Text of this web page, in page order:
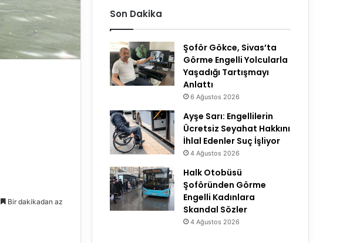
Bir dakikadan az
Son Dakika
Şoför Gökce, Sivas’ta
Görme Engelli Yolcularla
Yaşadığı Tartışmayı
Anlattı
6 Ağustos 2026
Ayşe Sarı: Engellilerin
Ücretsiz Seyahat Hakkını
İhlal Edenler Suç İşliyor
4 Ağustos 2026
Halk Otobüsü
Şoföründen Görme
Engelli Kadınlara
Skandal Sözler
4 Ağustos 2026